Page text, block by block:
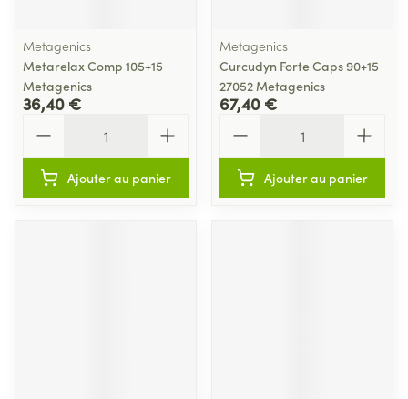
Metagenics
Metarelax Comp 105+15
Metagenics
36,40 €
Ajouter au panier
Metagenics
Curcudyn Forte Caps 90+15
27052 Metagenics
67,40 €
Ajouter au panier